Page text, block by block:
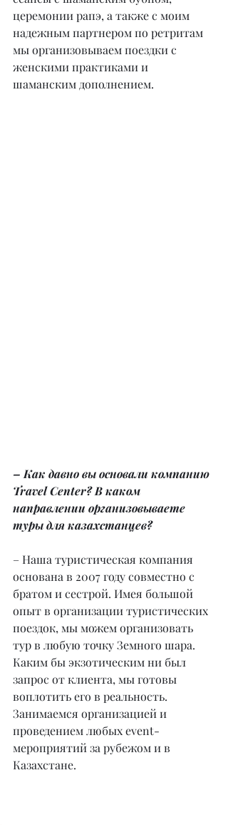
церемонии рапэ, а также с моим
надежным партнером по ретритам
мы организовываем поездки с
женскими практиками и
шаманским дополнением.
– Как давно вы основали компанию
Travel Center? В каком
направлении организовываете
туры для казахстанцев?
– Наша туристическая компания
основана в 2007 году совместно с
братом и сестрой. Имея большой
опыт в организации туристических
поездок, мы можем организовать
тур в любую точку Земного шара.
Каким бы экзотическим ни был
запрос от клиента, мы готовы
воплотить его в реальность.
Занимаемся организацией и
проведением любых event-
мероприятий за рубежом и в
Казахстане.